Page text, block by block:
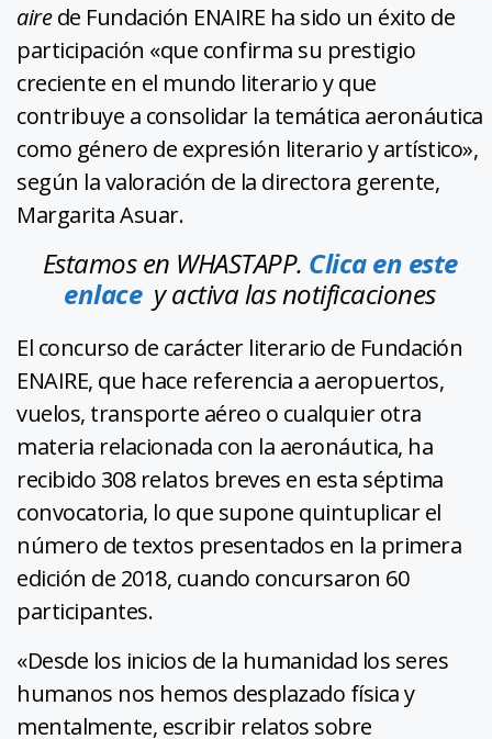
airede Fundación ENAIRE ha sido un éxito de
participación «que confirma su prestigio
creciente en el mundo literario y que
contribuye a consolidar la temática aeronáutica
como género de expresión literario y artístico»,
según la valoración de la directora gerente,
Margarita Asuar.
Estamos en WHASTAPP. Clica en este
enlacey activa las notificaciones
El concurso de carácter literario de Fundación
ENAIRE, que hace referencia a aeropuertos,
vuelos, transporte aéreo o cualquier otra
materia relacionada con la aeronáutica, ha
recibido 308 relatos breves en esta séptima
convocatoria, lo que supone quintuplicar el
número de textos presentados en la primera
edición de 2018, cuando concursaron 60
participantes.
«Desde los inicios de la humanidad los seres
humanos nos hemos desplazado física y
mentalmente, escribir relatos sobre